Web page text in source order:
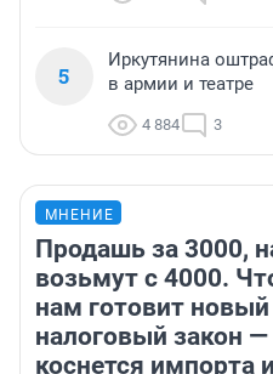
5
Иркутянина
в армии и театре
4 884 3
МНЕНИЕ
Продашь за 3000,
возьмут с 4000.
нам готовит новый
налоговый закон —
коснется импорта и